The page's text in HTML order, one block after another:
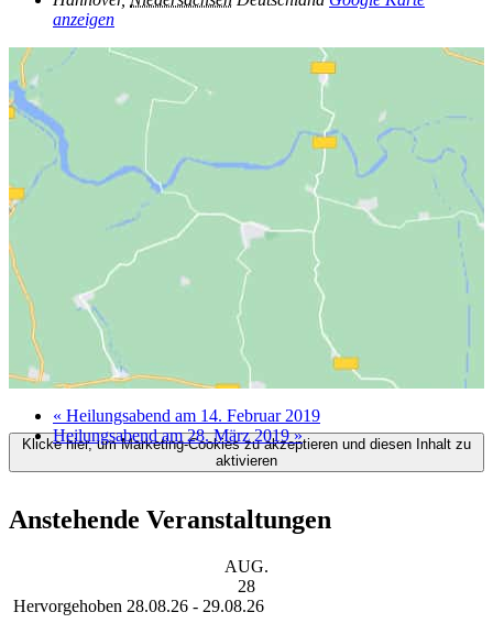
anzeigen
Klicke hier, um Marketing-Cookies zu akzeptieren und diesen Inhalt zu
aktivieren
« Heilungsabend am 14. Februar 2019
Heilungsabend am 28. März 2019»
Anstehende Veranstaltungen
AUG.
28
Hervorgehoben 28.08.26 - 29.08.26